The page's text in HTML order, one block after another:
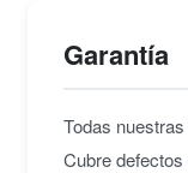
Garantía
Todas
Cubre